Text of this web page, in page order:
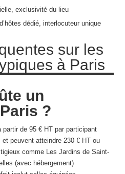
exclusivité du lieu
dédié, interlocuteur unique
sur les
à Paris
un
?
de 95 € HT par participant
peuvent atteindre 230 € HT ou
comme Les Jardins de Saint-
(avec hébergement)